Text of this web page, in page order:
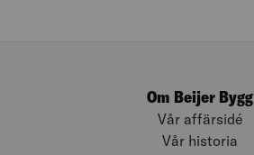
Om Beijer Bygg
Vår affärsidé
Vår historia